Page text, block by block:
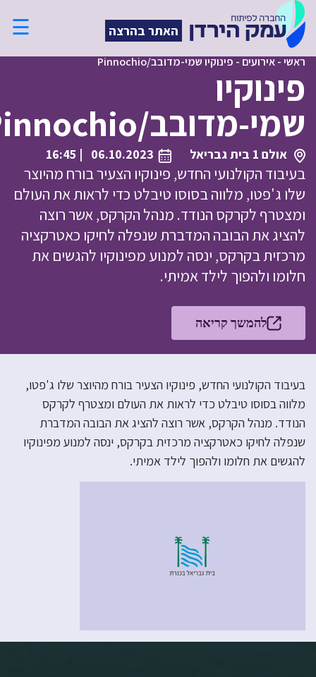
האתר בהרצה ☰
ראשי-אירועים - פינוקיו שמי-מדובב/Pinnochio
פינוקיו
שמי-מדובב/Pinnochio
אולם 1 בית גבריאל 06.10.2023
| 16:45
בעיבוד הקולנועי החדש, פינוקיו הצעיר בורח מהיוצר
שלו ג'פטו, מלווה בסוסו טיבלט כדי לראות את העולם
ומצטרף לקרקס הנודד. מנהל הקרקס, אשר רוצה
להציג את הבובה המדברת שנפלה לחיקו כאטרקציה
מרכזית בקרקס, ינסה למנוע מפינוקיו להגשים את
חלומו ולהפוך לילד אמיתי.
להמשך קריאה
בעיבוד הקולנועי החדש, פינוקיו הצעיר בורח מהיוצר שלו ג'פטו,
מלווה בסוסו טיבלט כדי לראות את העולם ומצטרף לקרקס
הנודד. מנהל הקרקס, אשר רוצה להציג את הבובה המדברת
שנפלה לחיקו כאטרקציה מרכזית בקרקס, ינסה למנוע מפינוקיו
להגשים את חלומו ולהפוך לילד אמיתי.